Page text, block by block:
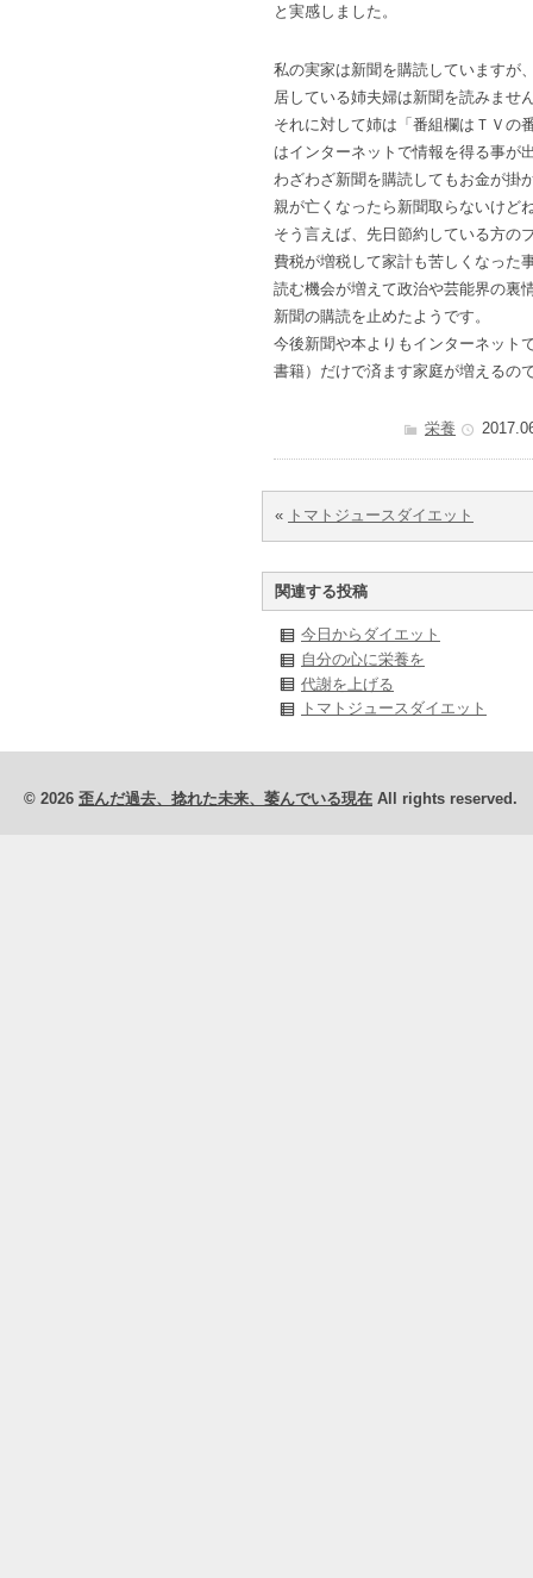
と実感しました。
私の実家は新聞を購読していますが
居している姉夫婦は新聞を読みませ
それに対して姉は「番組欄はＴＶの
はインターネットで情報を得る事が
わざわざ新聞を購読してもお金が掛
親が亡くなったら新聞取らないけど
そう言えば、先日節約している方の
費税が増税して家計も苦しくなった
読む機会が増えて政治や芸能界の裏
新聞の購読を止めたようです。
今後新聞や本よりもインターネット
書籍）だけで済ます家庭が増えるの
栄養
« トマトジュースダイエット
関連する投稿
今日からダイエット
自分の心に栄養を
代謝を上げる
トマトジュースダイエット
© 2026 歪んだ過去、捻れた未来、萎んでいる現在 All rights reserved.